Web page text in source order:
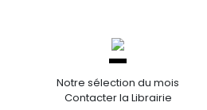
Notre sélection du mois
Contacter la Librairie